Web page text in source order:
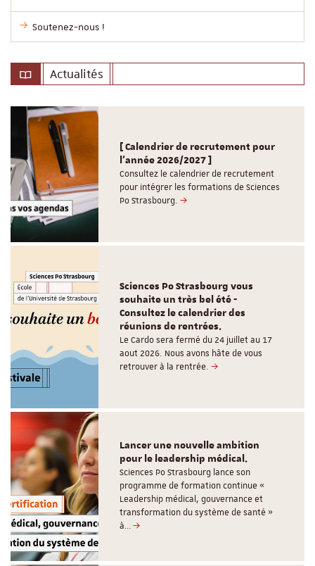
Soutenez-nous !
Actualités
[ Calendrier de recrutement pour
l'année 2026/2027 ]
Consultez le calendrier de recrutement
pour intégrer les formations de Sciences
Po Strasbourg.
Sciences Po Strasbourg vous
souhaite un très bel été -
Consultez le calendrier des
réunions de rentrées.
Le Cardo sera fermé du 24 juillet au 17
aout 2026. Nous avons hâte de vous
retrouver à la rentrée.
Lancer une nouvelle ambition
pour le leadership médical.
Sciences Po Strasbourg lance son
programme de formation continue «
Leadership médical, gouvernance et
transformation du système de santé »
à…